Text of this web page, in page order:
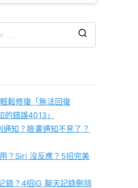
鬆修復「無法回復
錯誤4013」
知？臉書通知不見了？
？Siri 沒反應？5招完美
錄？4招IG 聊天記錄刪除